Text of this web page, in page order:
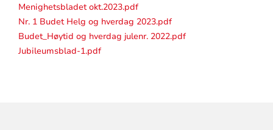
Menighetsbladet okt.2023.pdf
Nr. 1 Budet Helg og hverdag 2023.pdf
Budet_Høytid og hverdag julenr. 2022.pdf
Jubileumsblad-1.pdf